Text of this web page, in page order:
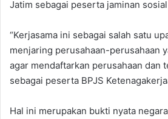
Jatim sebagai peserta jaminan
“Kerjasama ini sebagai salah satu
menjaring perusahaan-perusahaan
agar mendaftarkan perusahaan dan
sebagai peserta BPJS
Hal ini merupakan bukti nyata